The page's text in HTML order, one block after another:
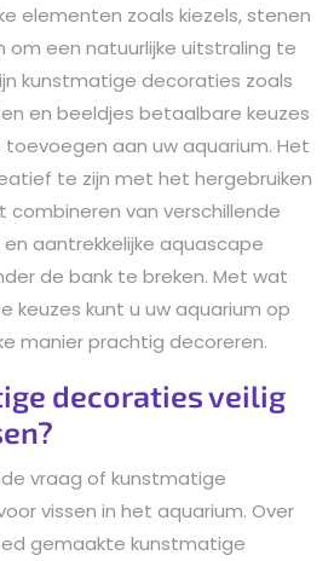
elementen zoals kiezels, stenen
om een natuurlijke uitstraling te
kunstmatige decoraties zoals
en beeldjes betaalbare keuzes
toevoegen aan uw aquarium. Het
te zijn met het hergebruiken
van verschillende
aantrekkelijke aquascape
de bank te breken. Met wat
keuzes kunt u uw aquarium op
manier prachtig decoreren.
decoraties veilig
vraag of kunstmatige
vissen in het aquarium. Over
gemaakte kunstmatige